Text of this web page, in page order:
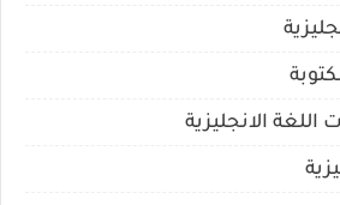
الانجليزية